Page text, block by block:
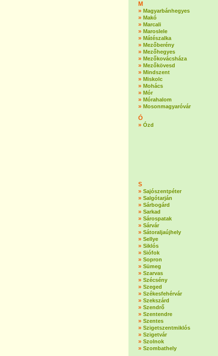
M
» Magyarbánhegyes
» Makó
» Marcali
» Maroslele
» Mátészalka
» Mezőberény
» Mezőhegyes
» Mezőkovácsháza
» Mezőkövesd
» Mindszent
» Miskolc
» Mohács
» Mór
» Mórahalom
» Mosonmagyaróvár
Ó
» Ózd
S
» Sajószentpéter
» Salgótarján
» Sárbogárd
» Sarkad
» Sárospatak
» Sárvár
» Sátoraljaújhely
» Sellye
» Siklós
» Siófok
» Sopron
» Sümeg
» Szarvas
» Szécsény
» Szeged
» Székesfehérvár
» Szekszárd
» Szendrő
» Szentendre
» Szentes
» Szigetszentmiklós
» Szigetvár
» Szolnok
» Szombathely